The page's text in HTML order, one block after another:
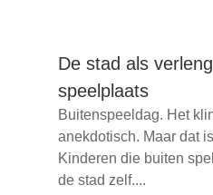
De stad als
speelplaats
Buitenspeeldag. Het
anekdotisch. Maar dat
Kinderen die buiten
de stad zelf....